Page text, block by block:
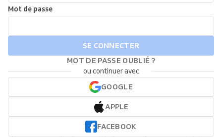
Mot de passe
SE CONNECTER
MOT DE PASSE OUBLIÉ ?
ou continuer avec
GOOGLE
APPLE
FACEBOOK